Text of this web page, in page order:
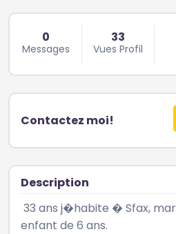
0
Messages
33
Vues Profil
Contactez moi!
Description
enfant de 6 ans.